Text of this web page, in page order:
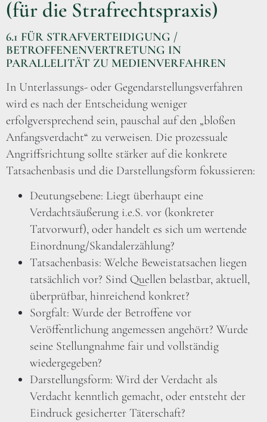
(für die Strafrechtspraxis)
6.1 FÜR STRAFVERTEIDIGUNG /
BETROFFENENVERTRETUNG IN
PARALLELITÄT ZU MEDIENVERFAHREN
In Unterlassungs- oder Gegendarstellungsverfahren
wird es nach der Entscheidung weniger
erfolgversprechend sein, pauschal auf den „bloßen
Anfangsverdacht“ zu verweisen. Die prozessuale
Angriffsrichtung sollte stärker auf die konkrete
Tatsachenbasis und die Darstellungsform fokussieren:
Deutungsebene: Liegt überhaupt eine
Verdachtsäußerung i.e.S. vor (konkreter
Tatvorwurf), oder handelt es sich um wertende
Einordnung/Skandalerzählung?
Tatsachenbasis: Welche Beweistatsachen liegen
tatsächlich vor? Sind Quellen belastbar, aktuell,
überprüfbar, hinreichend konkret?
Sorgfalt: Wurde der Betroffene vor
Veröffentlichung angemessen angehört? Wurde
seine Stellungnahme fair und vollständig
wiedergegeben?
Darstellungsform: Wird der Verdacht als
Verdacht kenntlich gemacht, oder entsteht der
Eindruck gesicherter Täterschaft?